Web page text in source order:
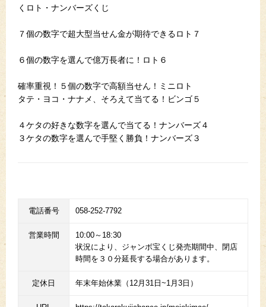
くロト・ナンバーズくじ
７個の数字で超大型当せん金が期待できるロト７
６個の数字を選んで億万長者に！ロト６
確率重視！５個の数字で高額当せん！ミニロト
タテ・ヨコ・ナナメ、そろえて当てる！ビンゴ５
４ケタの好きな数字を選んで当てる！ナンバーズ４
３ケタの数字を選んで手堅く勝負！ナンバーズ３
電話番号 058-252-7792
営業時間
10:00～18:30
状況により、ジャンボ宝くじ発売期間中、閉店
時間を３０分延長する場合があります。
定休日 年末年始休業（12月31日~1月3日）